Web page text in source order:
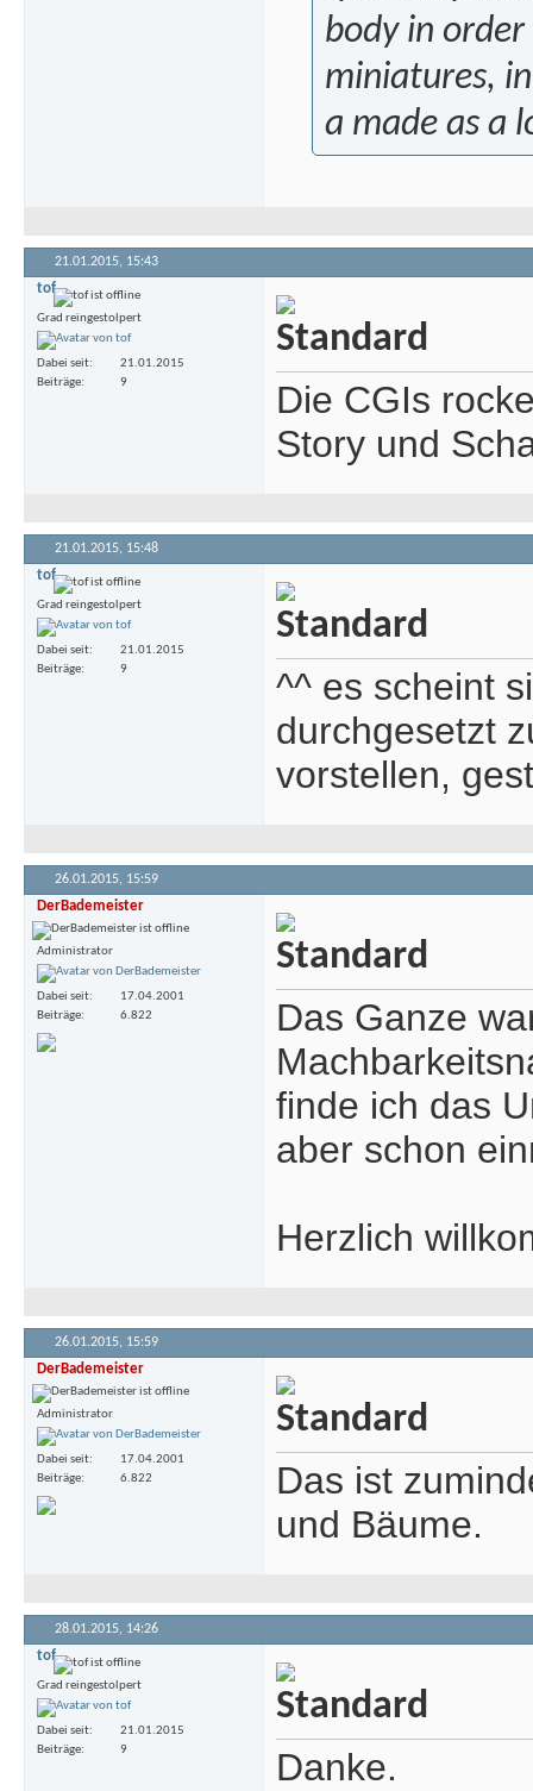
body in
miniatures,
a made as a
21.01.2015, 15:43
tof
Grad reingestolpert
Dabei seit
21.01.2015
Beiträge
9
Die CGIs
Story und
21.01.2015, 15:48
tof
Grad reingestolpert
Dabei seit
21.01.2015
Beiträge
9
^^ es scheint
durchgesetzt
vorstellen,
26.01.2015, 15:59
DerBademeister
Administrator
Dabei seit
17.04.2001
Beiträge
6.822
Das Ganze
finde ich das
aber schon
Herzlich
26.01.2015, 15:59
DerBademeister
Administrator
Dabei seit
17.04.2001
Beiträge
6.822
Das ist
und Bäume.
28.01.2015, 14:26
tof
Grad reingestolpert
Dabei seit
21.01.2015
Beiträge
9 Danke.